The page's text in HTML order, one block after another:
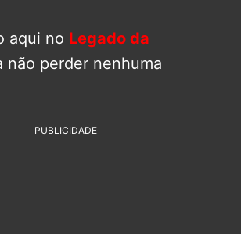
aqui no Legado da
não perder nenhuma
PUBLICIDADE